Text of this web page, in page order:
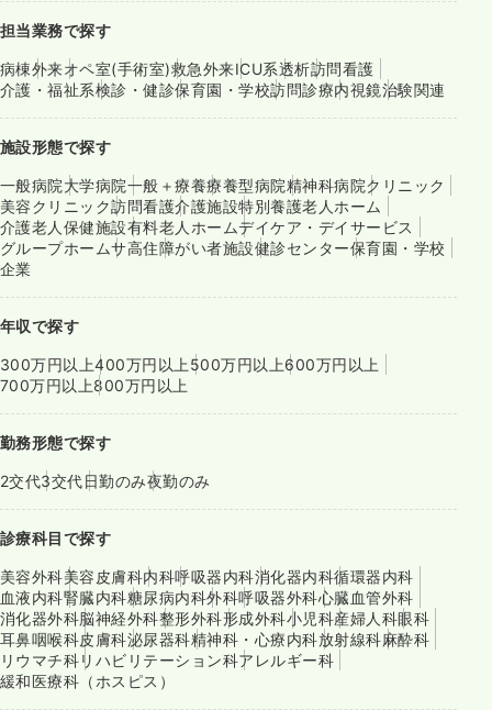
担当業務で探す
病棟外来オペ室(手術室)救急外来ICU系透析訪問看護
介護・福祉系検診・健診保育園・学校訪問診療内視鏡治験関連
施設形態で探す
一般病院大学病院一般＋療養療養型病院精神科病院クリニック
美容クリニック訪問看護介護施設特別養護老人ホーム
介護老人保健施設有料老人ホームデイケア・デイサービス
グループホームサ高住障がい者施設健診センター保育園・学校
企業
年収で探す
300万円以上400万円以上 500万円以上600万円以上
700万円以上800万円以上
勤務形態で探す
2交代3交代日勤のみ夜勤のみ
診療科目で探す
美容外科美容皮膚科内科呼吸器内科消化器内科循環器内科
血液内科腎臓内科糖尿病内科外科呼吸器外科心臓血管外科
消化器外科脳神経外科整形外科形成外科小児科産婦人科眼科
耳鼻咽喉科皮膚科泌尿器科精神科・心療内科放射線科麻酔科
リウマチ科リハビリテーション科アレルギー科
緩和医療科（ホスピス）